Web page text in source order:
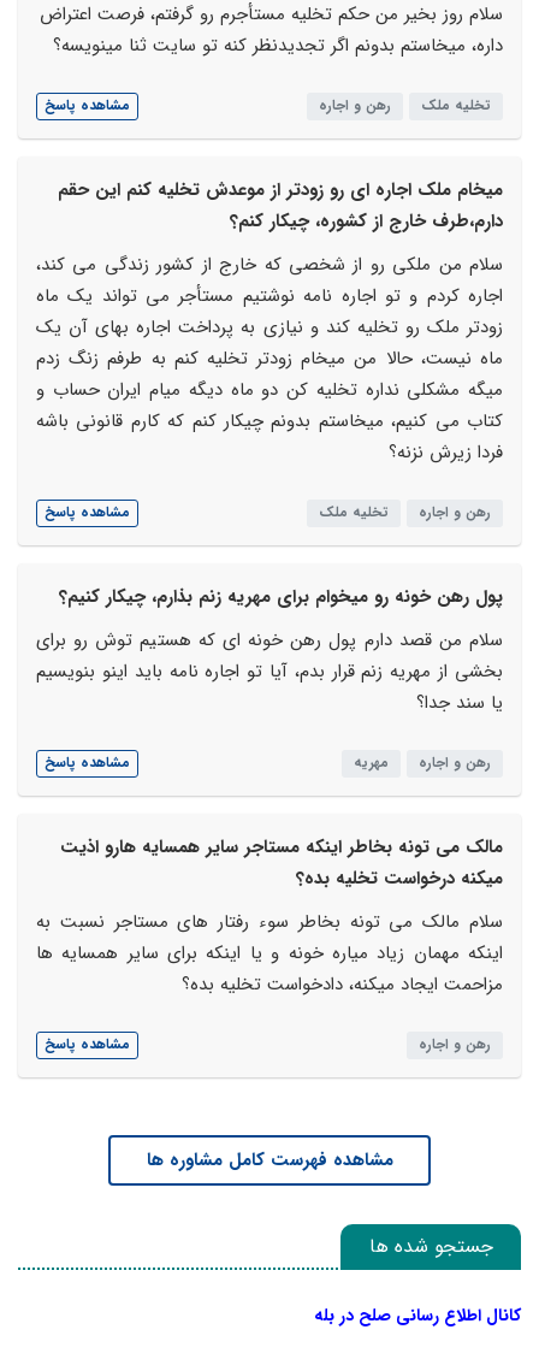
سلام روز بخیر من حکم تخلیه مستأجرم رو گرفتم، فرصت اعتراض
داره، میخاستم بدونم اگر تجدیدنظر کنه تو سایت ثنا مینویسه؟
تخلیه ملک رهن و اجاره مشاهده پاسخ
میخام ملک اجاره ای رو زودتر از موعدش تخلیه کنم این حقم
دارم،طرف خارج از کشوره، چیکار کنم؟
سلام من ملکی رو از شخصی که خارج از کشور زندگی می کند،
اجاره کردم و تو اجاره نامه نوشتیم مستأجر می تواند یک ماه
زودتر ملک رو تخلیه کند و نیازی به پرداخت اجاره بهای آن یک
ماه نیست، حالا من میخام زودتر تخلیه کنم به طرفم زنگ زدم
میگه مشکلی نداره تخلیه کن دو ماه دیگه میام ایران حساب و
کتاب می کنیم، میخاستم بدونم چیکار کنم که کارم قانونی باشه
فردا زیرش نزنه؟
رهن و اجاره تخلیه ملک مشاهده پاسخ
پول رهن خونه رو میخوام برای مهریه زنم بذارم، چیکار کنیم؟
سلام من قصد دارم پول رهن خونه ای که هستیم توش رو برای
بخشی از مهریه زنم قرار بدم، آیا تو اجاره نامه باید اینو بنویسیم
یا سند جدا؟
رهن و اجاره مهریه مشاهده پاسخ
مالک می تونه بخاطر اینکه مستاجر سایر همسایه هارو اذیت
میکنه درخواست تخلیه بده؟
سلام مالک می تونه بخاطر سوء رفتار های مستاجر نسبت به
اینکه مهمان زیاد میاره خونه و یا اینکه برای سایر همسایه ها
مزاحمت ایجاد میکنه، دادخواست تخلیه بده؟
رهن و اجاره مشاهده پاسخ
مشاهده فهرست کامل مشاوره ها
جستجو شده ها
کانال اطلاع رسانی صلح در بله